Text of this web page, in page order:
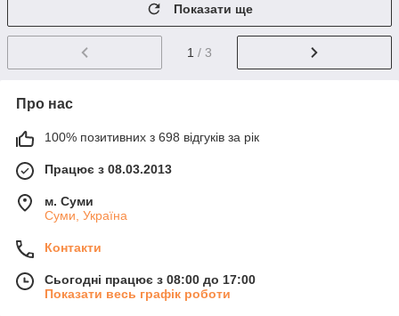
Показати ще
1 / 3
Про нас
100% позитивних з 698 відгуків за рік
Працює з 08.03.2013
м. Суми
Суми, Україна
Контакти
Сьогодні працює з 08:00 до 17:00
Показати весь графік роботи